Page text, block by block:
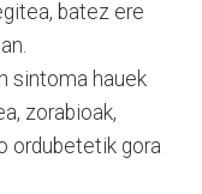
batez ere
sintoma hauek
zorabioak,
ordubetetik gora